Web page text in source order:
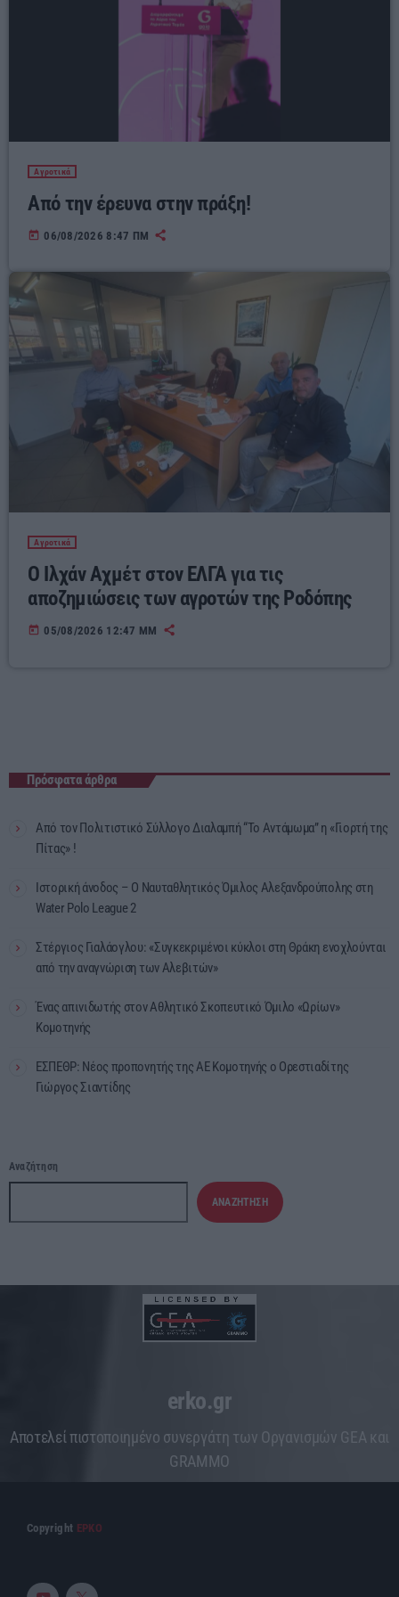
Αγροτικά
Από την έρευνα στην πράξη!
today 06/08/2026 8:47 ΠΜ
Αγροτικά
Ο Ιλχάν Αχμέτ στον ΕΛΓΑ για τις
αποζημιώσεις των αγροτών της Ροδόπης
today 05/08/2026 12:47 ΜΜ
Πρόσφατα άρθρα
Από τον Πολιτιστικό Σύλλογο Διαλαμπή “Το Αντάμωμα” η «Γιορτή της
Πίτας» !
Ιστορική άνοδος – Ο Ναυταθλητικός Όμιλος Αλεξανδρούπολης στη
Water Polo League 2
Στέργιος Γιαλάογλου: «Συγκεκριμένοι κύκλοι στη Θράκη ενοχλούνται
από την αναγνώριση των Αλεβιτών»
Ένας απινιδωτής στον Αθλητικό Σκοπευτικό Όμιλο «Ωρίων»
Κομοτηνής
ΕΣΠΕΘΡ: Νέος προπονητής της ΑΕ Κομοτηνής ο Ορεστιαδίτης
Γιώργος Σιαντίδης
Αναζήτηση
ΑΝΑΖΉΤΗΣΗ
erko.gr
Aποτελεί πιστοποιημένο συνεργάτη των Οργανισμών GEA και
GRAMMO
Copyright ΕΡΚΟ